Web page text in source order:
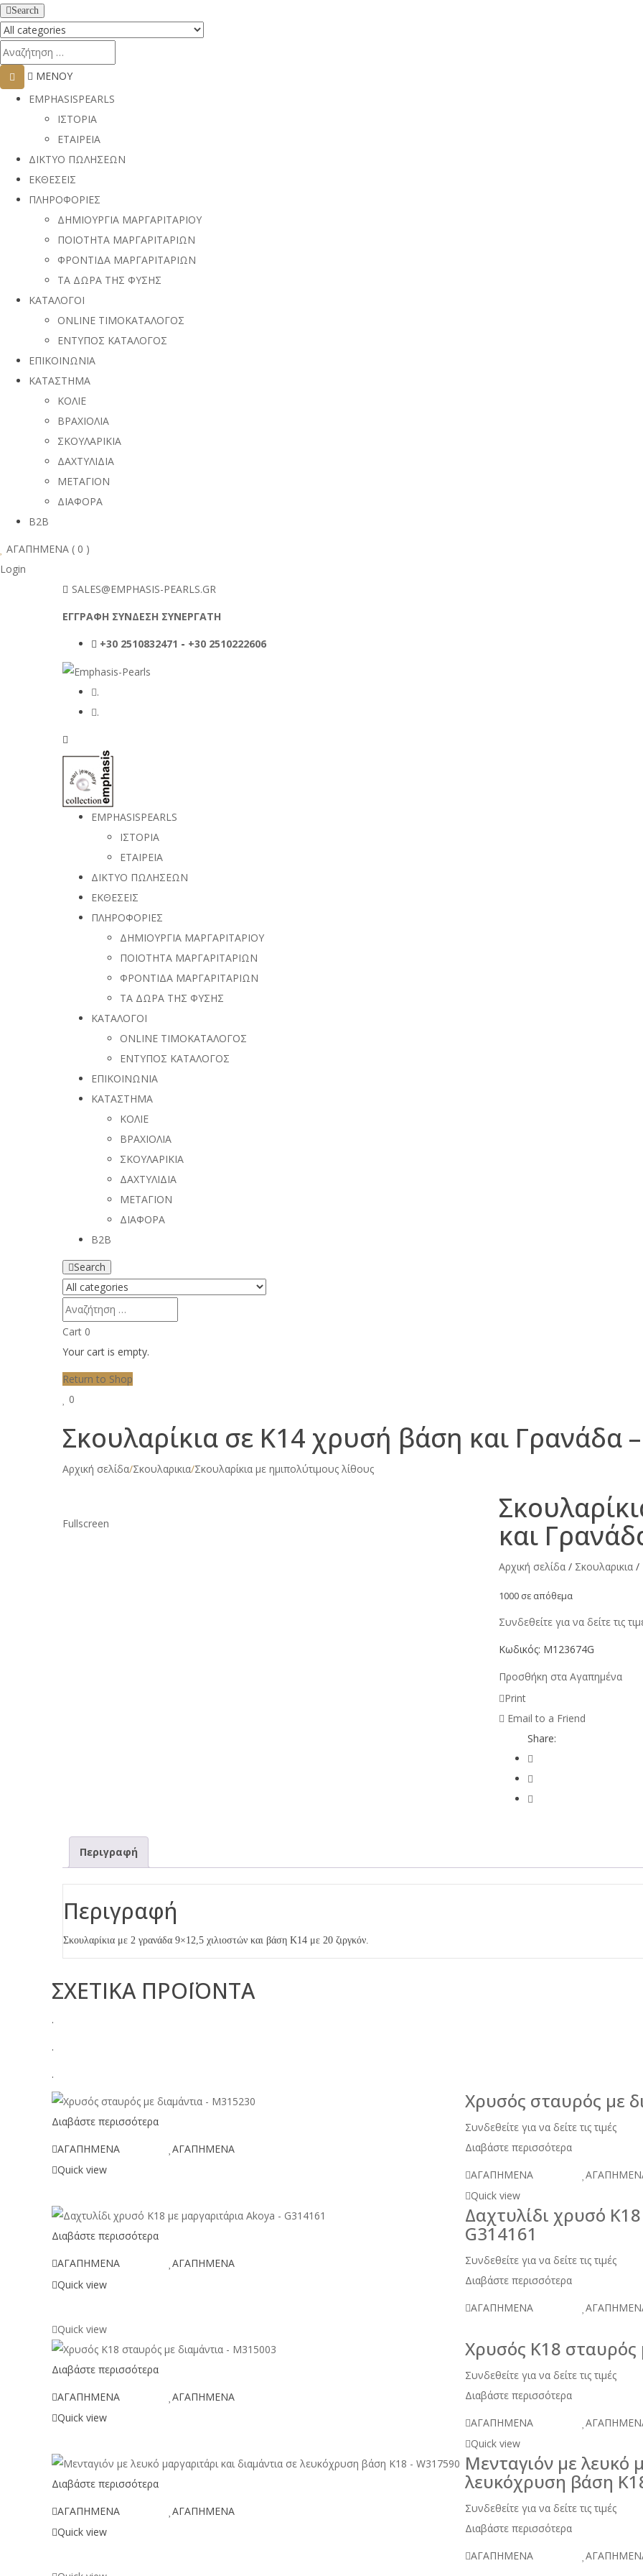
Search
ΜΕΝΟΥ
EMPHASISPEARLS
ΙΣΤΟΡΙΑ
ΕΤΑΙΡΕΙΑ
ΔΙΚΤΥΟ ΠΩΛΗΣΕΩΝ
ΕΚΘΕΣΕΙΣ
ΠΛΗΡΟΦΟΡΙΕΣ
ΔΗΜΙΟΥΡΓΙΑ ΜΑΡΓΑΡΙΤΑΡΙΟΥ
ΠΟΙΟΤΗΤΑ ΜΑΡΓΑΡΙΤΑΡΙΩΝ
ΦΡΟΝΤΙΔΑ ΜΑΡΓΑΡΙΤΑΡΙΩΝ
ΤΑ ΔΩΡΑ ΤΗΣ ΦΥΣΗΣ
ΚΑΤΑΛΟΓΟΙ
ONLINE ΤΙΜΟΚΑΤΑΛΟΓΟΣ
ΕΝΤΥΠΟΣ ΚΑΤΑΛΟΓΟΣ
ΕΠΙΚΟΙΝΩΝΙΑ
ΚΑΤΑΣΤΗΜΑ
ΚΟΛΙΕ
ΒΡΑΧΙΟΛΙΑ
ΣΚΟΥΛΑΡΙΚΙΑ
ΔΑΧΤΥΛΙΔΙΑ
ΜΕΤΑΓΙΟΝ
ΔΙΑΦΟΡΑ
B2B
ΑΓΑΠΗΜΕΝΑ ( 0 )
Login
SALES@EMPHASIS-PEARLS.GR
ΕΓΓΡΑΦΗ ΣΥΝΔΕΣΗ ΣΥΝΕΡΓΑΤΗ
+30 2510832471 - +30 2510222606
.
.
EMPHASISPEARLS
ΙΣΤΟΡΙΑ
ΕΤΑΙΡΕΙΑ
ΔΙΚΤΥΟ ΠΩΛΗΣΕΩΝ
ΕΚΘΕΣΕΙΣ
ΠΛΗΡΟΦΟΡΙΕΣ
ΔΗΜΙΟΥΡΓΙΑ ΜΑΡΓΑΡΙΤΑΡΙΟΥ
ΠΟΙΟΤΗΤΑ ΜΑΡΓΑΡΙΤΑΡΙΩΝ
ΦΡΟΝΤΙΔΑ ΜΑΡΓΑΡΙΤΑΡΙΩΝ
ΤΑ ΔΩΡΑ ΤΗΣ ΦΥΣΗΣ
ΚΑΤΑΛΟΓΟΙ
ONLINE ΤΙΜΟΚΑΤΑΛΟΓΟΣ
ΕΝΤΥΠΟΣ ΚΑΤΑΛΟΓΟΣ
ΕΠΙΚΟΙΝΩΝΙΑ
ΚΑΤΑΣΤΗΜΑ
ΚΟΛΙΕ
ΒΡΑΧΙΟΛΙΑ
ΣΚΟΥΛΑΡΙΚΙΑ
ΔΑΧΤΥΛΙΔΙΑ
ΜΕΤΑΓΙΟΝ
ΔΙΑΦΟΡΑ
B2B
Search
Cart 0
Your cart is empty.
Return to Shop
0
Σκουλαρίκια σε Κ14 χρυσή βάση και Γρανάδα
Αρχική σελίδα/Σκουλαρικια/Σκουλαρίκια με ημιπολύτιμους λίθους
Fullscreen και
Αρχική σελίδα / Σκουλαρικια /
1000 σε απόθεμα
Συνδεθείτε για να δείτε τις
Κωδικός: M123674G
Προσθήκη στα Αγαπημένα
Print
Email to a Friend
Share:
Περιγραφή
Περιγραφή
Σκουλαρίκια με 2 γρανάδα 9×12,5 χιλιοστών και βάση Κ14 με 20 ζιργκόν.
ΣΧΕΤΙΚΑ ΠΡΟΪΟΝΤΑ
.
.
.
Διαβάστε περισσότερα
ΑΓΑΠΗΜΕΝΑ
ΑΓΑΠΗΜΕΝΑ
Quick view
Χρυσός σταυρός με
Συνδεθείτε για να δείτε τις τιμές
Διαβάστε περισσότερα
ΑΓΑΠΗΜΕΝΑ
Quick view
Διαβάστε περισσότερα
ΑΓΑΠΗΜΕΝΑ
ΑΓΑΠΗΜΕΝΑ
Quick view
Δαχτυλίδι χρυσό
G314161
Συνδεθείτε για να δείτε τις τιμές
Διαβάστε περισσότερα
ΑΓΑΠΗΜΕΝΑ
Quick view
Διαβάστε περισσότερα
ΑΓΑΠΗΜΕΝΑ
ΑΓΑΠΗΜΕΝΑ
Quick view
Χρυσός Κ18 σταυρός
Συνδεθείτε για να δείτε τις τιμές
Διαβάστε περισσότερα
ΑΓΑΠΗΜΕΝΑ
Quick view
Διαβάστε περισσότερα
ΑΓΑΠΗΜΕΝΑ
ΑΓΑΠΗΜΕΝΑ
Quick view
Μενταγιόν με λευκό
λευκόχρυση βάση
Συνδεθείτε για να δείτε τις τιμές
Διαβάστε περισσότερα
ΑΓΑΠΗΜΕΝΑ